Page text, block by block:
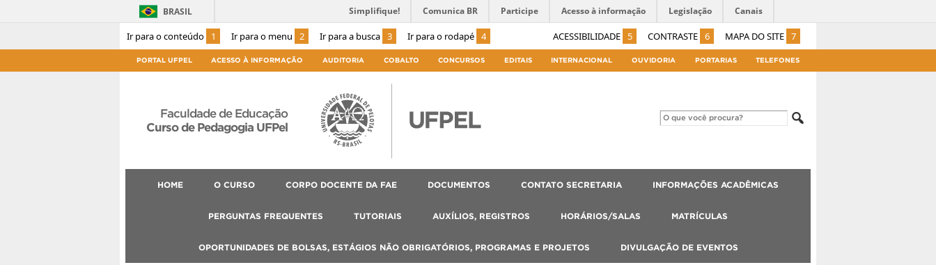
Ir para o conteúdo 1 Ir para o menu 2 Ir para a busca 3 Ir para o rodapé 4 ACESSIBILIDADE 5 CONTRASTE 6 MAPA DO SITE 7
BRASIL Simplifique! Comunica BR Participe Acesso à informação Legislação Canais
PORTAL UFPEL ACESSO À INFORMAÇÃO AUDITORIA COBALTO CONCURSOS EDITAIS INTERNACIONAL OUVIDORIA PORTARIAS TELEFONES
Faculdade de Educação
Curso de Pedagogia UFPel
HOME O CURSO CORPO DOCENTE DA FAE DOCUMENTOS CONTATO SECRETARIA INFORMAÇÕES ACADÊMICAS
PERGUNTAS FREQUENTES TUTORIAIS AUXÍLIOS, REGISTROS HORÁRIOS/SALAS MATRÍCULAS
OPORTUNIDADES DE BOLSAS, ESTÁGIOS NÃO OBRIGATÓRIOS, PROGRAMAS E PROJETOS DIVULGAÇÃO DE EVENTOS